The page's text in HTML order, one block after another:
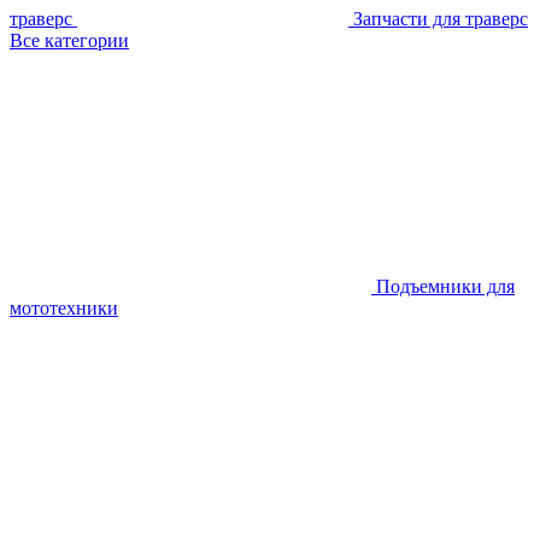
траверс
Запчасти для траверс
Все категории
Подъемники для
мототехники